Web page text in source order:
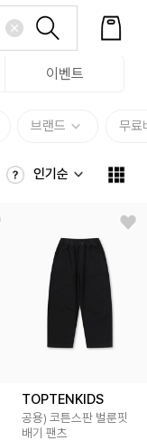
이벤트
브랜드 무료
인기순
TOPTENKIDS
공용) 코튼스판 벌룬핏
배기 팬츠